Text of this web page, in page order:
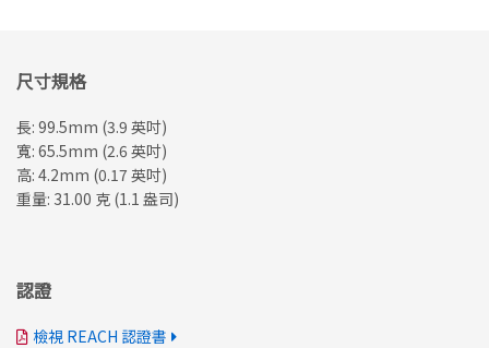
尺寸規格
長: 99.5mm (3.9 英吋)
寬: 65.5mm (2.6 英吋)
高: 4.2mm (0.17 英吋)
重量: 31.00 克 (1.1 盎司)
認證
檢視 REACH 認證書